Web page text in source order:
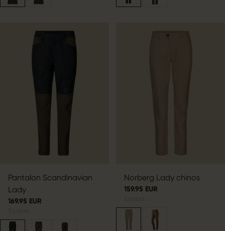
Pantalon Scandinavian
Lady
169.95 EUR
Norberg Lady chinos
159.95 EUR